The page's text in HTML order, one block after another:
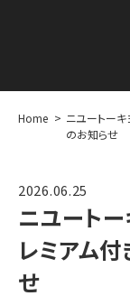
Home
ニユートー
のお知らせ
2026.06.25
ニユート
レミアム
せ